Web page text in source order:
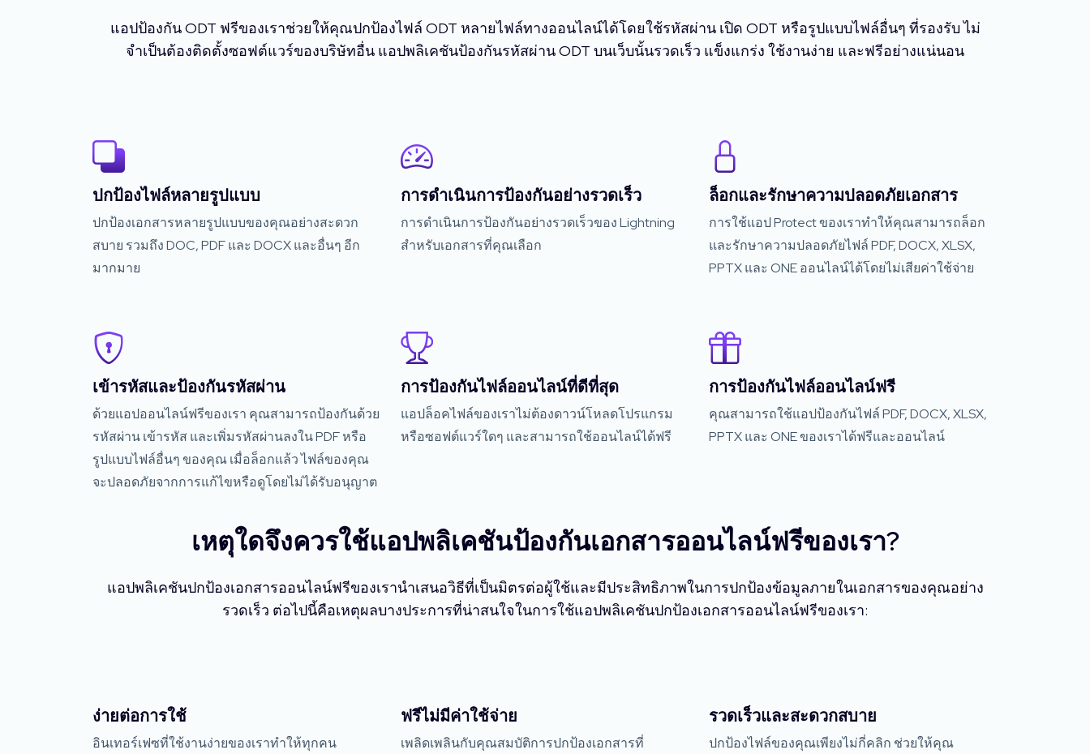
แอปป้องกัน ODT ฟรีของเราช่วยให้คุณปกป้องไฟล์ ODT หลายไฟล์ทางออนไลน์ได้โดยใช้รหัสผ่าน เปิด ODT หรือรูปแบบไฟล์อื่นๆ ที่รองรับ ไม่
จำเป็นต้องติดตั้งซอฟต์แวร์ของบริษัทอื่น แอปพลิเคชันป้องกันรหัสผ่าน ODT บนเว็บนั้นรวดเร็ว แข็งแกร่ง ใช้งานง่าย และฟรีอย่างแน่นอน
ปกป้องไฟล์หลายรูปแบบ
ปกป้องเอกสารหลายรูปแบบของคุณอย่างสะดวก
สบาย รวมถึง DOC, PDF และ DOCX และอื่นๆ อีก
มากมาย
การดำเนินการป้องกันอย่างรวดเร็ว
การดำเนินการป้องกันอย่างรวดเร็วของ Lightning
สำหรับเอกสารที่คุณเลือก
ล็อกและรักษาความปลอดภัยเอกสาร
การใช้แอป Protect ของเราทำให้คุณสามารถล็อก
และรักษาความปลอดภัยไฟล์ PDF, DOCX, XLSX,
PPTX และ ONE ออนไลน์ได้โดยไม่เสียค่าใช้จ่าย
เข้ารหัสและป้องกันรหัสผ่าน
ด้วยแอปออนไลน์ฟรีของเรา คุณสามารถป้องกันด้วย
รหัสผ่าน เข้ารหัส และเพิ่มรหัสผ่านลงใน PDF หรือ
รูปแบบไฟล์อื่นๆ ของคุณ เมื่อล็อกแล้ว ไฟล์ของคุณ
จะปลอดภัยจากการแก้ไขหรือดูโดยไม่ได้รับอนุญาต
การป้องกันไฟล์ออนไลน์ที่ดีที่สุด
แอปล็อคไฟล์ของเราไม่ต้องดาวน์โหลดโปรแกรม
หรือซอฟต์แวร์ใดๆ และสามารถใช้ออนไลน์ได้ฟรี
การป้องกันไฟล์ออนไลน์ฟรี
คุณสามารถใช้แอปป้องกันไฟล์ PDF, DOCX, XLSX,
PPTX และ ONE ของเราได้ฟรีและออนไลน์
เหตุใดจึงควรใช้แอปพลิเคชันป้องกันเอกสารออนไลน์ฟรีของเรา?
แอปพลิเคชันปกป้องเอกสารออนไลน์ฟรีของเรานำเสนอวิธีที่เป็นมิตรต่อผู้ใช้และมีประสิทธิภาพในการปกป้องข้อมูลภายในเอกสารของคุณอย่าง
รวดเร็ว ต่อไปนี้คือเหตุผลบางประการที่น่าสนใจในการใช้แอปพลิเคชันปกป้องเอกสารออนไลน์ฟรีของเรา:
ง่ายต่อการใช้
อินเทอร์เฟซที่ใช้งานง่ายของเราทำให้ทุกคน
ฟรีไม่มีค่าใช้จ่าย
เพลิดเพลินกับคุณสมบัติการปกป้องเอกสารที่
รวดเร็วและสะดวกสบาย
ปกป้องไฟล์ของคุณเพียงไม่กี่คลิก ช่วยให้คุณ